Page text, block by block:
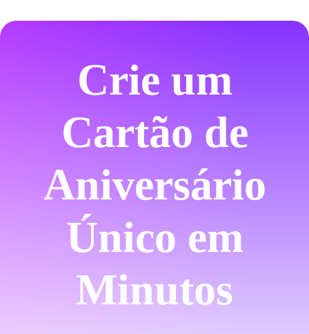
Crie um
Cartão de
Aniversário
Único em
Minutos